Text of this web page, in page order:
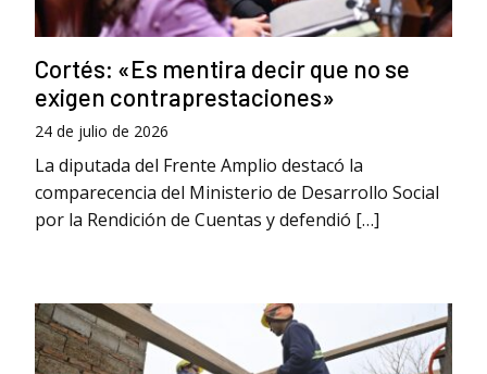
Cortés: «Es mentira decir que no se
exigen contraprestaciones»
24 de julio de 2026
La diputada del Frente Amplio destacó la
comparecencia del Ministerio de Desarrollo Social
por la Rendición de Cuentas y defendió […]